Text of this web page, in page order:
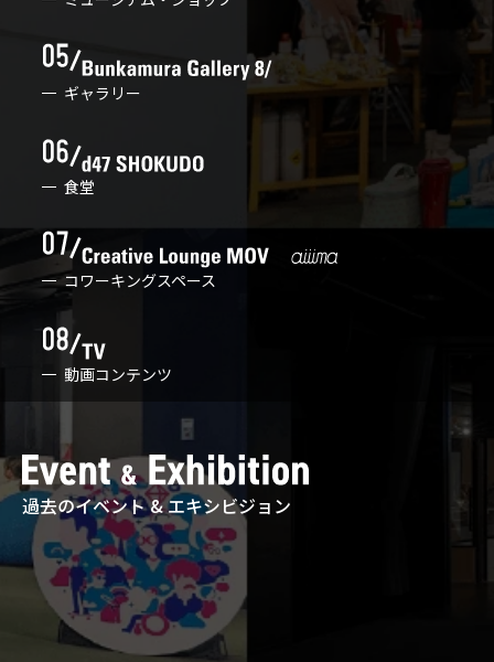
ギャラリー
食堂
コワーキングスペース
動画コンテンツ
過去のイベント & エキシビジョン